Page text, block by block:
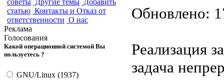
статью Контакты и Отказ от
ответственности О нас
Реклама
Голосования
Какой операционной системой Вы
пользуетесь ?
GNU/Linux (1937)
Обновлено:
Реализация
задача